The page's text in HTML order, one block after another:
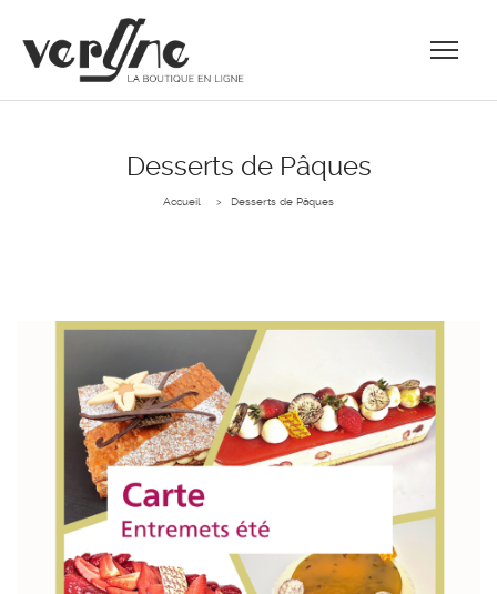
Desserts de Pâques
Accueil > Desserts de Pâques